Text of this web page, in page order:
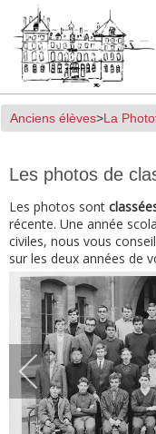
Anciens élèves La
Les photos de
Les photos sont
récente. Une année
civiles, nous vous
sur les deux années de